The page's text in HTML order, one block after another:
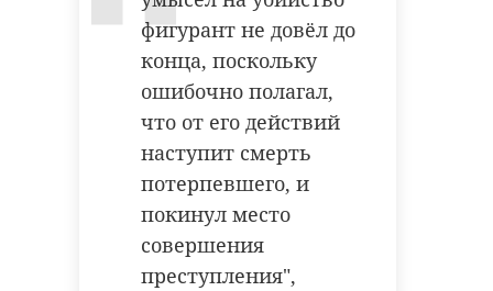
фигурант не довёл до
конца, поскольку
ошибочно полагал,
что от его действий
наступит смерть
потерпевшего, и
покинул место
совершения
преступления",
района в
конкурсе
"Земский
почтальон"
Стартовало народное голосование
конкурса "Земский почтальон". В
числе финалистов — представитель
Ленинградской области Елена
Нестерова из Кировского района.
Финалистов ранее определили
по итогам отборочного этапа.